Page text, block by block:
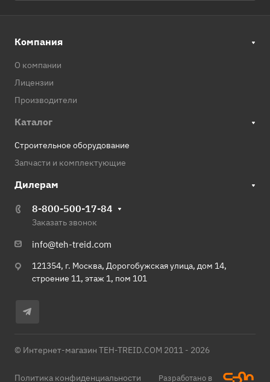
Компания
О компании
Лицензии
Производители
Каталог
Строительное оборудование
Запчасти и комплектующие
Дилерам
8-800-500-17-84
Заказать звонок
info@teh-treid.com
121354, г. Москва, Дорогобужская улица, дом 14,
строение 11, этаж 1, пом 101
© Интернет-магазин TEH-TREID.COM 2011 - 2026
Политика конфиденциальности Разработано в